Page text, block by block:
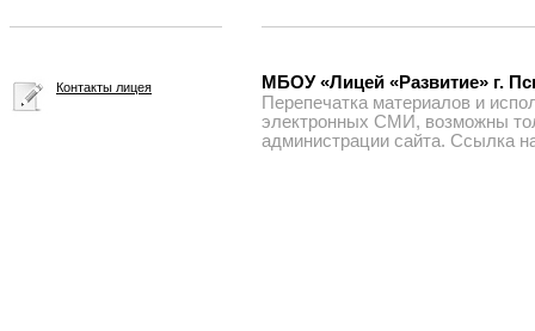
Контакты лицея
МБОУ «Лицей «Развитие» г.
Перепечатка материалов и
электронных СМИ, возможны
администрации сайта. Ссылка